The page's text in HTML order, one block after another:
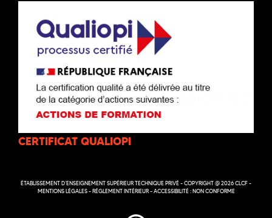
CERTIFICAT QUALIOPI
ÉTABLISSEMENT D’ENSEIGNEMENT SUPÉRIEUR TECHNIQUE PRIVÉ - COPYRIGHT @ 2026 CLCF -
MENTIONS LÉGALES-RÉGLEMENT INTÉRIEUR-ACCESSIBILITÉ : NON CONFORME